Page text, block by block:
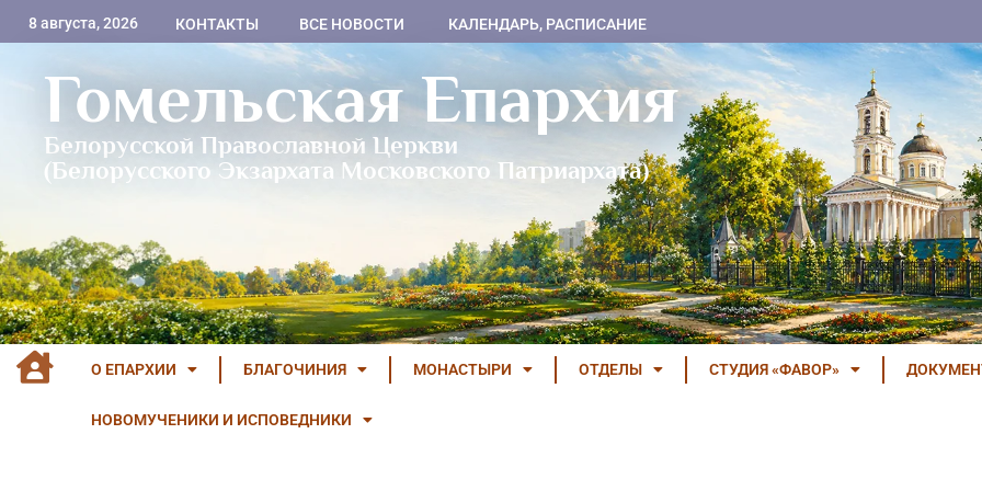
8 августа, 2026 КОНТАКТЫ ВСЕ НОВОСТИ КАЛЕНДАРЬ, РАСПИСАНИЕ
Гомельская Епархия
Белорусской Православной Церкви
(Белорусского Экзархата Московского Патриархата)
О ЕПАРХИИ БЛАГОЧИНИЯ МОНАСТЫРИ ОТДЕЛЫ СТУДИЯ «ФАВОР»
НОВОМУЧЕНИКИ И ИСПОВЕДНИКИ